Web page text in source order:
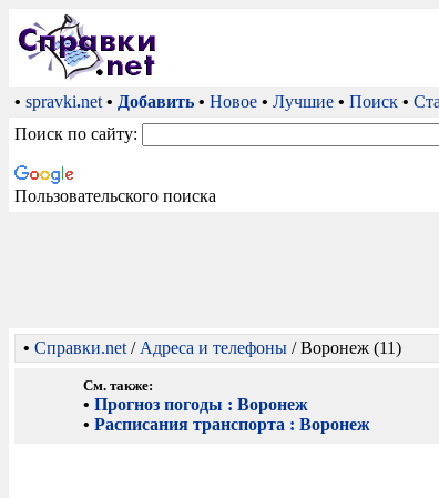
• spravki.net • Добавить • Новое • Лучшие • Поиск •
Поиск по сайту:
Пользовательского поиска
• Справки.net / Адреса и телефоны / Воронеж (11)
См. также:
• Прогноз погоды : Воронеж
• Расписания транспорта : Воронеж